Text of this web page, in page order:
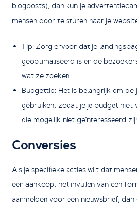
blogposts), dan kun je
mensen door te sturen naar je
Tip: Zorg ervoor dat je
geoptimaliseerd is en de
wat ze zoeken.
Budgettip: Het is belangrijk om
gebruiken, zodat je je budget niet
die mogelijk niet geïnteresseerd
Conversies
Als je specifieke acties wilt dat
een aankoop, het invullen van een
aanmelden voor een nieuwsbrief,